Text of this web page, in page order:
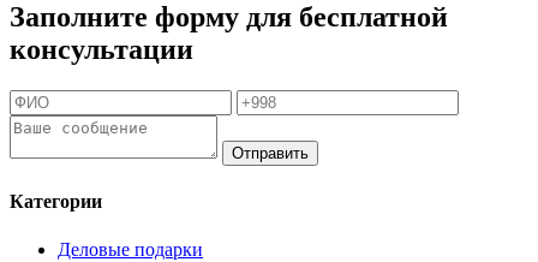
Заполните форму для бесплатной
консультации
Отправить
Категории
Деловые подарки